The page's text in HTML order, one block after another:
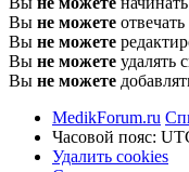
Вы не можете
Вы не можете
Вы не можете удалять
Вы не можете
MedikForum.ru
Часовой пояс:
Удалить cookies